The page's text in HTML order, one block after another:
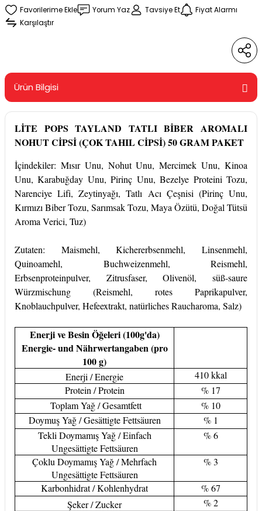
Yorum Yaz Tavsiye Et
Fiyat Alarmı
Karşılaştır
Ürün Bilgisi
LİTE POPS TAYLAND TATLI BİBER AROMALI
NOHUT CİPSİ (ÇOK TAHIL CİPSİ) 50 GRAM PAKET
İçindekiler: Mısır Unu, Nohut Unu, Mercimek Unu, Kinoa
Unu, Karabuğday Unu, Pirinç Unu, Bezelye Proteini Tozu,
Narenciye Lifi, Zeytinyağı, Tatlı Acı Çeşnisi (Pirinç Unu,
Kırmızı Biber Tozu, Sarımsak Tozu, Maya Özütü, Doğal Tütsü
Aroma Verici, Tuz)
Zutaten: Maismehl, Kichererbsenmehl, Linsenmehl,
Quinoamehl, Buchweizenmehl, Reismehl,
Erbsenproteinpulver, Zitrusfaser, Olivenöl, süß-saure
Würzmischung (Reismehl, rotes Paprikapulver,
Knoblauchpulver, Hefeextrakt, natürliches Raucharoma, Salz)
Enerji ve Besin Öğeleri (100g'da)
Energie- und Nährwertangaben (pro
100 g)
Enerji / Energie
410 kkal
Protein / Protein
% 17
Toplam Yağ / Gesamtfett
% 10
Doymuş Yağ / Gesättigte Fettsäuren
% 1
Tekli Doymamış Yağ / Einfach
Ungesättigte Fettsäuren
% 6
Çoklu Doymamış Yağ / Mehrfach
Ungesättigte Fettsäuren
% 3
Karbonhidrat / Kohlenhydrat
% 67
Şeker / Zucker
% 2